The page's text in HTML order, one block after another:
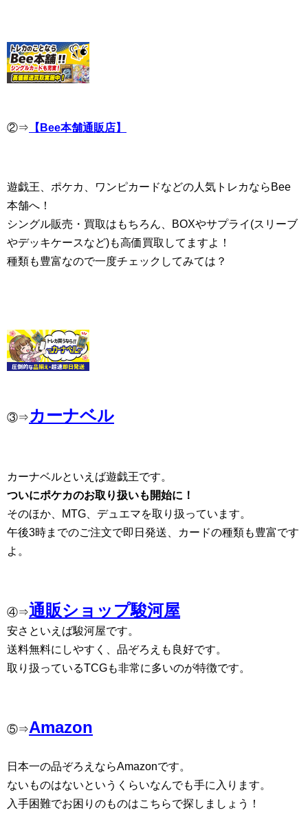
②⇒ 【Bee本舗通販店】
遊戯王、ポケカ、ワンピカードなどの人気トレカならBee
本舗へ！
シングル販売・買取はもちろん、BOXやサプライ(スリーブ
やデッキケースなど)も高価買取してますよ！
種類も豊富なので一度チェックしてみては？
③⇒ カーナベル
カーナベルといえば遊戯王です。
ついにポケカのお取り扱いも開始に！
そのほか、MTG、デュエマを取り扱っています。
午後3時までのご注文で即日発送、カードの種類も豊富です
よ。
④⇒通販ショップ駿河屋
安さといえば駿河屋です。
送料無料にしやすく、品ぞろえも良好です。
取り扱っているTCGも非常に多いのが特徴です。
⑤⇒Amazon
日本一の品ぞろえならAmazonです。
ないものはないというくらいなんでも手に入ります。
入手困難でお困りのものはこちらで探しましょう！